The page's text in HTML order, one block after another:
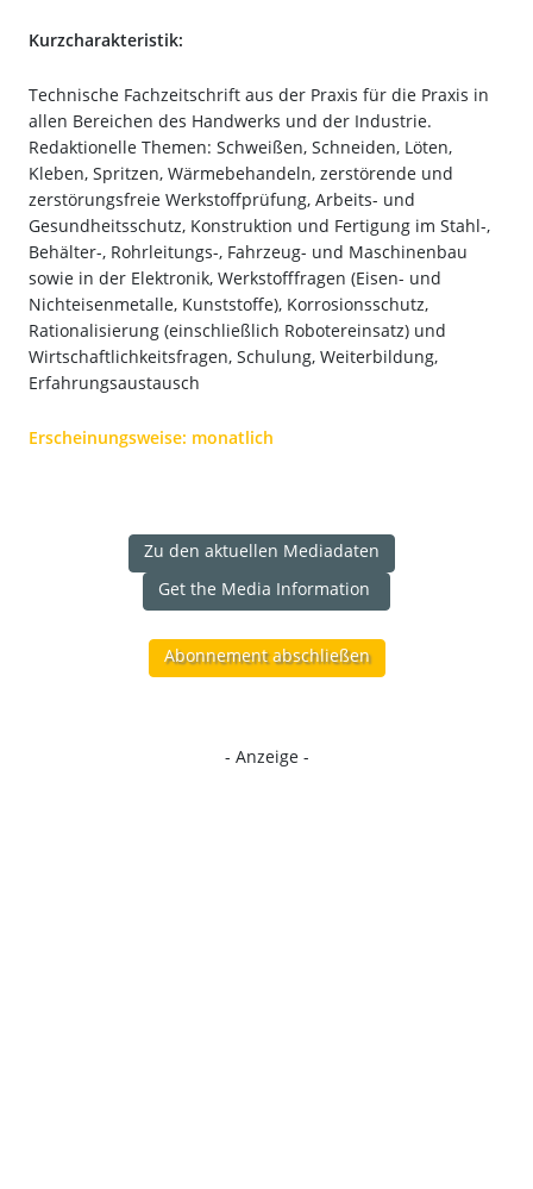
Kurzcharakteristik:
Technische Fachzeitschrift aus der Praxis für die Praxis in
allen Bereichen des Handwerks und der Industrie.
Redaktionelle Themen: Schweißen, Schneiden, Löten,
Kleben, Spritzen, Wärmebehandeln, zerstörende und
zerstörungsfreie Werkstoffprüfung, Arbeits- und
Gesundheitsschutz, Konstruktion und Fertigung im Stahl-,
Behälter-, Rohrleitungs-, Fahrzeug- und Maschinenbau
sowie in der Elektronik, Werkstofffragen (Eisen- und
Nichteisenmetalle, Kunststoffe), Korrosionsschutz,
Rationalisierung (einschließlich Robotereinsatz) und
Wirtschaftlichkeitsfragen, Schulung, Weiterbildung,
Erfahrungsaustausch
Erscheinungsweise: monatlich
Zu den aktuellen Mediadaten
Get the Media Information
Abonnement abschließen
- Anzeige -